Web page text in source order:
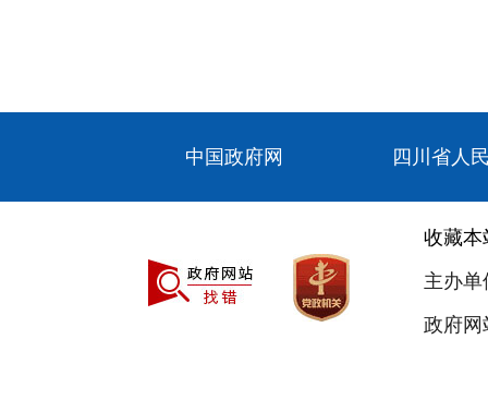
中国政府网 四川省人
收藏本
主办
政府网